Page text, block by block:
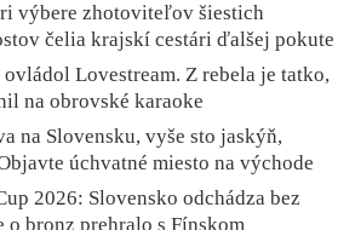
výbere zhotoviteľov šiestich
čelia krajskí cestári ďalšej pokute
Lovestream. Z rebela je tatko,
na obrovské karaoke
na Slovensku, vyše sto jaskýň,
úchvatné miesto na východe
2026: Slovensko odchádza bez
o bronz prehralo s Fínskom